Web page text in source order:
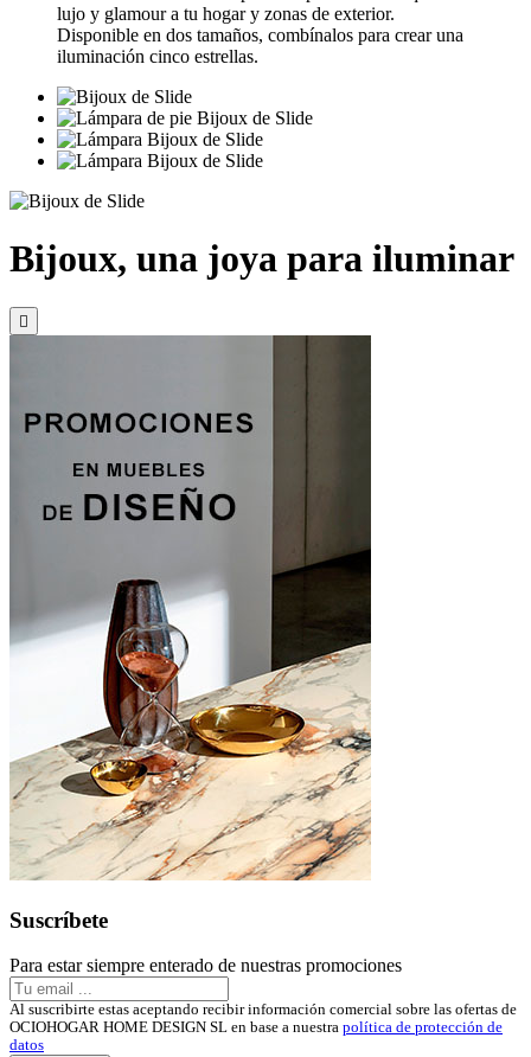
lujo y glamour a tu hogar y zonas de exterior.
Disponible en dos tamaños, combínalos para crear una
iluminación cinco estrellas.
Bijoux, una joya para iluminar

Suscríbete
Para estar siempre enterado de nuestras promociones
Al suscribirte estas aceptando recibir información comercial sobre las ofertas de
OCIOHOGAR HOME DESIGN SL en base a nuestra política de protección de
datos